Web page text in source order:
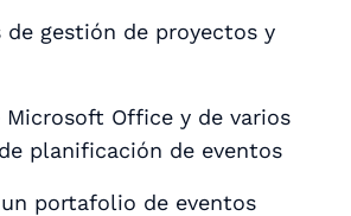
de gestión de proyectos y
Microsoft Office y de varios
planificación de eventos
portafolio de eventos